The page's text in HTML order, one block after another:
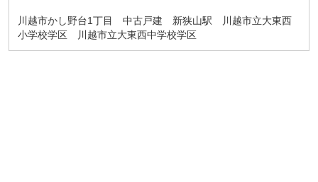
川越市かし野台1丁目 中古戸建 新狭山駅 川越市立大東西
小学校学区 川越市立大東西中学校学区